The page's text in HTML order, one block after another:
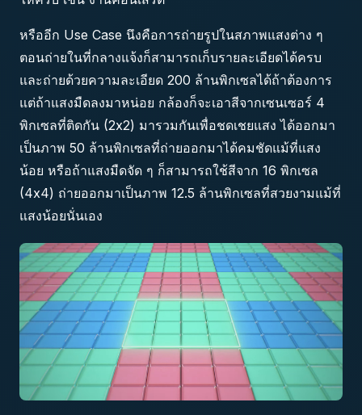
หรืออีก Use Case นึงคือการถ่ายรูปในสภาพแสงต่าง ๆ
ตอนถ่ายในที่กลางแจ้งก็สามารถเก็บรายละเอียดได้ครบ
และถ่ายด้วยความละเอียด 200 ล้านพิกเซลได้ถ้าต้องการ
แต่ถ้าแสงมืดลงมาหน่อย กล้องก็จะเอาสีจากเซนเซอร์ 4
พิกเซลที่ติดกัน (2x2) มารวมกันเพื่อชดเชยแสง ได้ออกมา
เป็นภาพ 50 ล้านพิกเซลที่ถ่ายออกมาได้คมชัดแม้ที่แสง
น้อย หรือถ้าแสงมืดจัด ๆ ก็สามารถใช้สีจาก 16 พิกเซล
(4x4) ถ่ายออกมาเป็นภาพ 12.5 ล้านพิกเซลที่สวยงามแม้ที่
แสงน้อยนั่นเอง